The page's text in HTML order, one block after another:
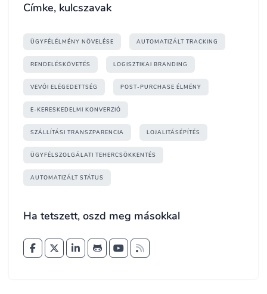
Címke, kulcszavak
ÜGYFÉLÉLMÉNY NÖVELÉSE AUTOMATIZÁLT TRACKING
RENDELÉSKÖVETÉS LOGISZTIKAI BRANDING
VEVŐI ELÉGEDETTSÉG POST-PURCHASE ÉLMÉNY
E-KERESKEDELMI KONVERZIÓ
SZÁLLÍTÁSI TRANSZPARENCIA LOJALITÁSÉPÍTÉS
ÜGYFÉLSZOLGÁLATI TEHERCSÖKKENTÉS
AUTOMATIZÁLT STÁTUS
Ha tetszett, oszd meg másokkal